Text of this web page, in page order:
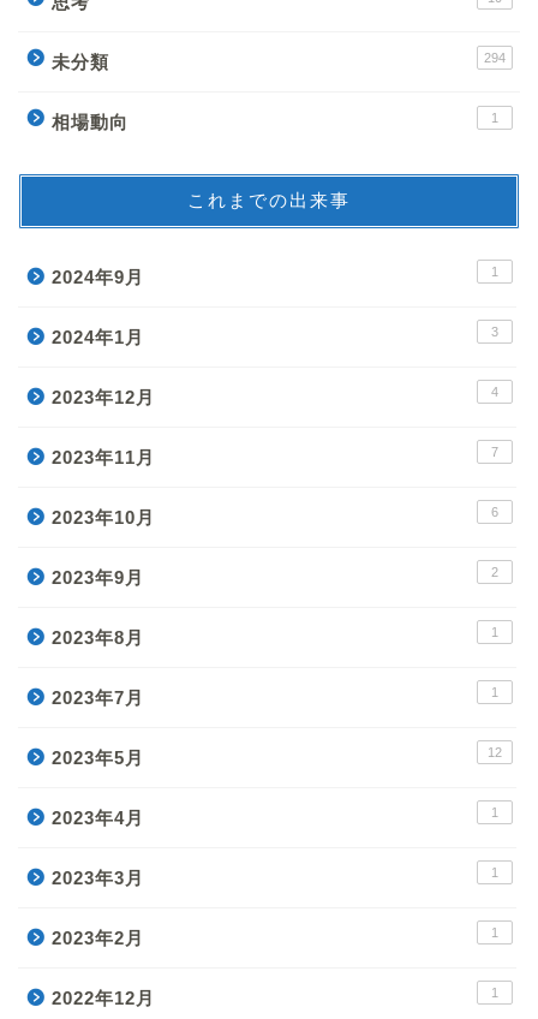
未分類 294
相場動向 1
これまでの出来事
2024年9月 1
2024年1月 3
2023年12月 4
2023年11月 7
2023年10月 6
2023年9月 2
2023年8月 1
2023年7月 1
2023年5月 12
2023年4月 1
2023年3月 1
2023年2月 1
2022年12月 1